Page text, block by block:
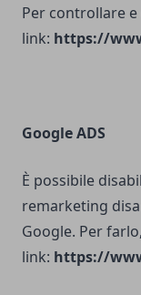
Per controllare
link: https://
Google ADS
È possibile
remarketing
Google. Per
link: https://